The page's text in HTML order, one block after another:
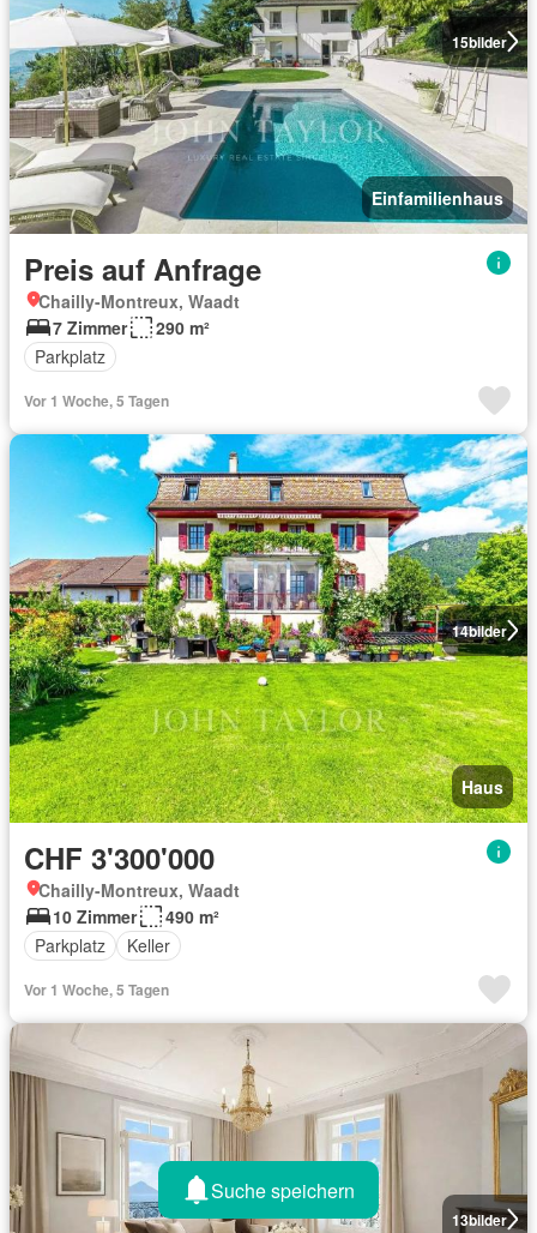
15bilder
Einfamilienhaus
Preis auf Anfrage
Chailly-Montreux, Waadt
7 Zimmer
290 m²
Parkplatz
Vor 1 Woche, 5 Tagen
14bilder
Haus
CHF 3'300'000
Chailly-Montreux, Waadt
10 Zimmer
490 m²
Parkplatz
Keller
Vor 1 Woche, 5 Tagen
13bilder
Suche speichern